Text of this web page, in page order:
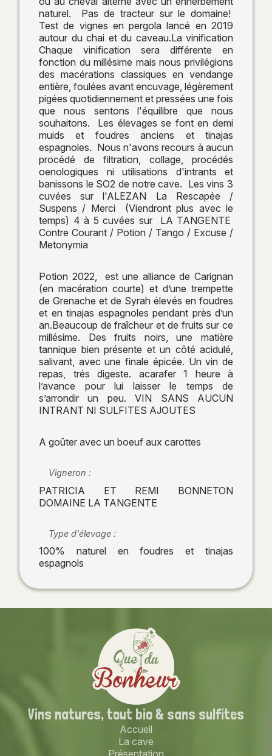
naturel. Pas de tracteur sur le domaine!
Test de vignes en pergola lancé en 2019
autour du chai et du caveau.La vinification
Chaque vinification sera différente en
fonction du millésime mais nous privilégions
des macérations classiques en vendange
entière, foulées avant encuvage, légèrement
pigées quotidiennement et pressées une fois
que nous sentons l'équilibre que nous
souhaitons. Les élevages se font en demi
muids et foudres anciens et tinajas
espagnoles. Nous n'avons recours à aucun
procédé de filtration, collage, procédés
oenologiques ni utilisations d'intrants et
banissons le SO2 de notre cave. Les vins 3
cuvées sur l'ALEZAN La Rescapée /
Suspens / Merci (Viendront plus avec le
temps) 4 à 5 cuvées sur LA TANGENTE
Contre Courant / Potion / Tango / Excuse /
Metonymia
Potion 2022, est une alliance de Carignan
(en macération courte) et d’une trempette
de Grenache et de Syrah élevés en foudres
et en tinajas espagnoles pendant près d’un
an.Beaucoup de fraîcheur et de fruits sur ce
millésime. Des fruits noirs, une matière
tannique bien présente et un côté acidulé,
salivant, avec une finale épicée. Un vin de
repas, trés digeste. acarafer 1 heure à
l’avance pour lui laisser le temps de
s’arrondir un peu. VIN SANS AUCUN
INTRANT NI SULFITES AJOUTES
A goûter avec un boeuf aux carottes
Vigneron :
PATRICIA ET REMI BONNETON
DOMAINE LA TANGENTE
Type d'élevage :
100% naturel en foudres et tinajas
espagnols
Vins natures, tout bio& sans sulfites
Accueil
La cave